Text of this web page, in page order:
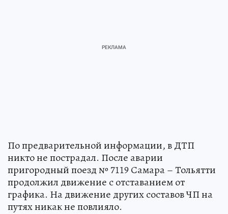
По предварительной информации, в ДТП
никто не пострадал. После аварии
пригородный поезд № 7119 Самара – Тольятти
продолжил движение с отставанием от
графика. На движение других составов ЧП на
путях никак не повлияло.